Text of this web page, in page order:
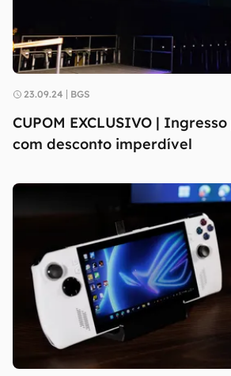
23.09.24 BGS
CUPOM EXCLUSIVO |
com desconto imperdível